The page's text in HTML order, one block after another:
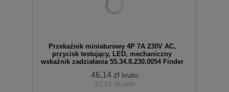
koszyka
Przekaźnik miniaturowy 4P 7A 230V AC,
przycisk testujący, LED, mechaniczny
wskaźnik zadziałania 55.34.8.230.0054 Finder
46,14 zł brutto
37,51 zł netto